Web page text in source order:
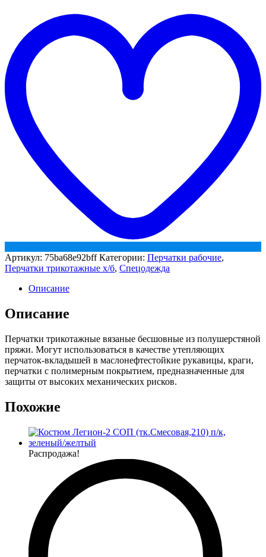
Артикул: 75ba68e92bff Категории: Перчатки рабочие,
Перчатки трикотажные х/б, Спецодежда
Описание
Описание
Перчатки трикотажные вязаные бесшовные из полушерстяной
пряжи. Могут использоваться в качестве утепляющих
перчаток-вкладышей в маслонефтестойкие рукавицы, краги,
перчатки с полимерным покрытием, предназначенные для
защиты от высоких механических рисков.
Похожие
Распродажа!